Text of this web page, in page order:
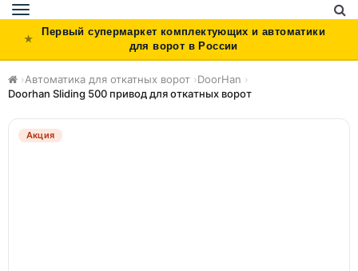
Toggle
navigation
Первый супермаркет комплектующих и автоматики
для ворот в России
›Автоматика для откатных ворот ›DoorHan ›
Doorhan Sliding 500 привод для откатных ворот
Акция